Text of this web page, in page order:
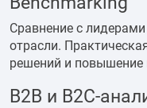
Сравнение с
отрасли.
решений и повышение
B2B и B2C-